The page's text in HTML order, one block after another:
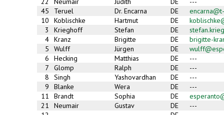
45
Teruel Dr. Encarna DE
10
Koblischke Hartmut DE
3
Krieghoff Stefan DE
4 Kranz Brigitte DE
brigitte-
5
Wulff Jürgen DE
6
Hecking Matthias DE
---
7
Glomp Ralph DE
---
8
Singh Yashovardhan DE
---
9
Blanke Wera DE
---
11
Brandt Sophia DE
21
Neumair Gustav DE
---